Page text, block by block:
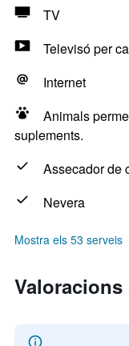
TV
Televisó per
Internet
Animals
suplements.
Assecador de
Nevera
Mostra els 53 serveis